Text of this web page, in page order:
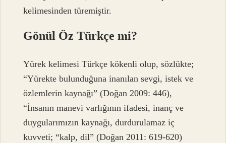
kelimesinden türemiştir.
Gönül Öz Türkçe mi?
Yürek kelimesi Türkçe kökenli olup, sözlükte;
“Yürekte bulunduğuna inanılan sevgi, istek ve
özlemlerin kaynağı” (Doğan 2009: 446),
“İnsanın manevi varlığının ifadesi, inanç ve
duygularımızın kaynağı, durdurulamaz iç
kuvveti; “kalp, dil” (Doğan 2011: 619-620)